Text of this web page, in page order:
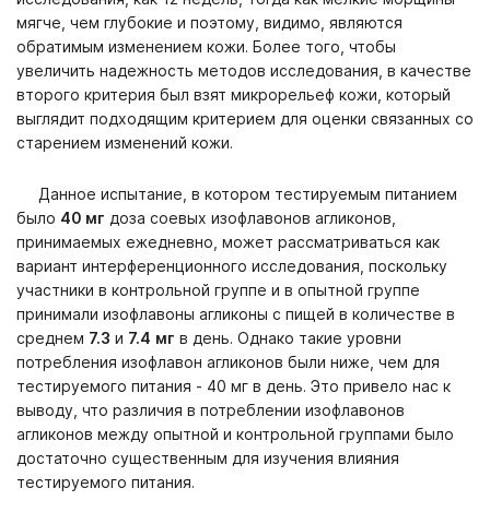
мягче, чем глубокие и поэтому, видимо, являются
обратимым изменением кожи. Более того, чтобы
увеличить надежность методов исследования, в качестве
второго критерия был взят микрорельеф кожи, который
выглядит подходящим критерием для оценки связанных со
старением изменений кожи.
Данное испытание, в котором тестируемым питанием
было 40 мг доза соевых изофлавонов агликонов,
принимаемых ежедневно, может рассматриваться как
вариант интерференционного исследования, поскольку
участники в контрольной группе и в опытной группе
принимали изофлавоны агликоны с пищей в количестве в
среднем 7.3 и 7.4 мг в день. Однако такие уровни
потребления изофлавон агликонов были ниже, чем для
тестируемого питания - 40 мг в день. Это привело нас к
выводу, что различия в потреблении изофлавонов
агликонов между опытной и контрольной группами было
достаточно существенным для изучения влияния
тестируемого питания.